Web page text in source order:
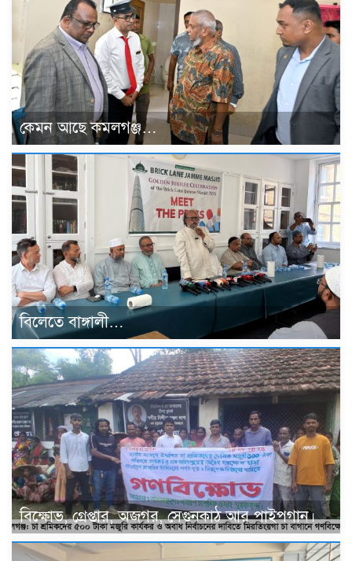
কেমন আছে কমলগঞ্জ…
বিলেতে বাঙ্গালী…
বিক্ষোভ, গ্রেপ্তার, অজগর, সেগুনকাঠ আর পাইপগান।